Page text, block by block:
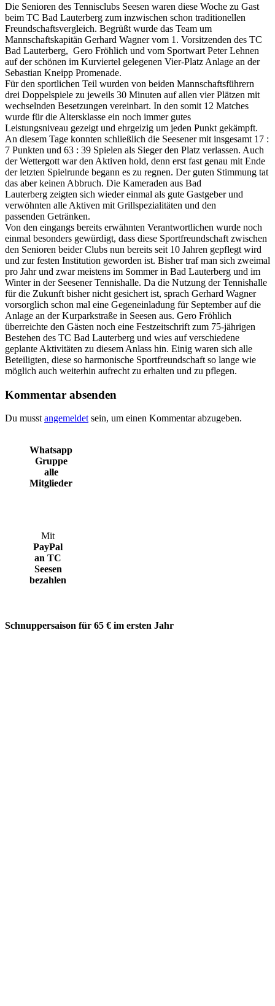
Die Senioren des Tennisclubs Seesen waren diese Woche zu Gast
beim TC Bad Lauterberg zum inzwischen schon traditionellen
Freundschaftsvergleich. Begrüßt wurde das Team um
Mannschaftskapitän Gerhard Wagner vom 1. Vorsitzenden des TC
Bad Lauterberg, Gero Fröhlich und vom Sportwart Peter Lehnen
auf der schönen im Kurviertel gelegenen Vier-Platz Anlage an der
Sebastian Kneipp Promenade.
Für den sportlichen Teil wurden von beiden Mannschaftsführern
drei Doppelspiele zu jeweils 30 Minuten auf allen vier Plätzen mit
wechselnden Besetzungen vereinbart. In den somit 12 Matches
wurde für die Altersklasse ein noch immer gutes
Leistungsniveau gezeigt und ehrgeizig um jeden Punkt gekämpft.
An diesem Tage konnten schließlich die Seesener mit insgesamt 17 :
7 Punkten und 63 : 39 Spielen als Sieger den Platz verlassen. Auch
der Wettergott war den Aktiven hold, denn erst fast genau mit Ende
der letzten Spielrunde begann es zu regnen. Der guten Stimmung tat
das aber keinen Abbruch. Die Kameraden aus Bad
Lauterberg zeigten sich wieder einmal als gute Gastgeber und
verwöhnten alle Aktiven mit Grillspezialitäten und den
passenden Getränken.
Von den eingangs bereits erwähnten Verantwortlichen wurde noch
einmal besonders gewürdigt, dass diese Sportfreundschaft zwischen
den Senioren beider Clubs nun bereits seit 10 Jahren gepflegt wird
und zur festen Institution geworden ist. Bisher traf man sich zweimal
pro Jahr und zwar meistens im Sommer in Bad Lauterberg und im
Winter in der Seesener Tennishalle. Da die Nutzung der Tennishalle
für die Zukunft bisher nicht gesichert ist, sprach Gerhard Wagner
vorsorglich schon mal eine Gegeneinladung für September auf die
Anlage an der Kurparkstraße in Seesen aus. Gero Fröhlich
überreichte den Gästen noch eine Festzeitschrift zum 75-jährigen
Bestehen des TC Bad Lauterberg und wies auf verschiedene
geplante Aktivitäten zu diesem Anlass hin. Einig waren sich alle
Beteiligten, diese so harmonische Sportfreundschaft so lange wie
möglich auch weiterhin aufrecht zu erhalten und zu pflegen.
Kommentar absenden
Du musst angemeldet sein, um einen Kommentar abzugeben.
Whatsapp
Gruppe
alle
Mitglieder
Mit
PayPal
an TC
Seesen
bezahlen
Schnuppersaison für 65 € im ersten Jahr